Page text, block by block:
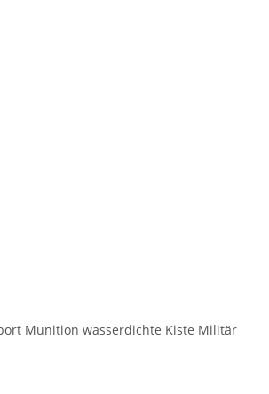
Munition wasserdichte Kiste Militär